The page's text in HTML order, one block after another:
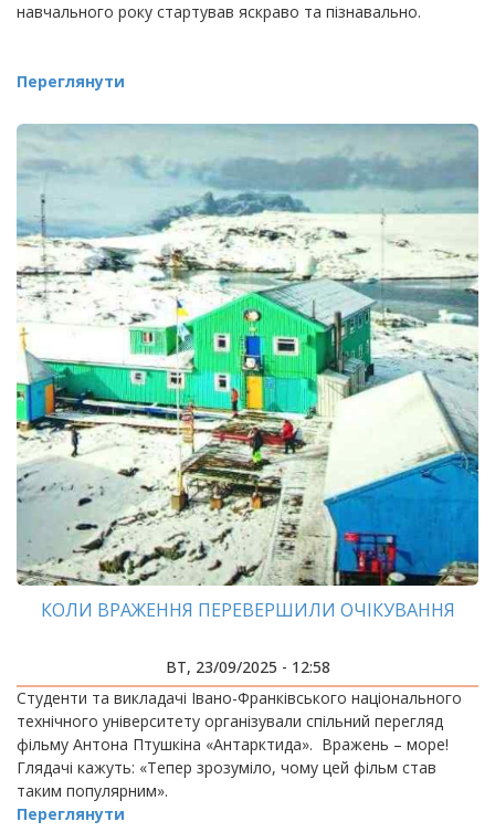
навчального року стартував яскраво та пізнавально.
Переглянути
КОЛИ ВРАЖЕННЯ ПЕРЕВЕРШИЛИ ОЧІКУВАННЯ
ВТ, 23/09/2025 - 12:58
Студенти та викладачі Івано-Франківського національного
технічного університету організували спільний перегляд
фільму Антона Птушкіна «Антарктида». Вражень – море!
Глядачі кажуть: «Тепер зрозуміло, чому цей фільм став
таким популярним».
Переглянути